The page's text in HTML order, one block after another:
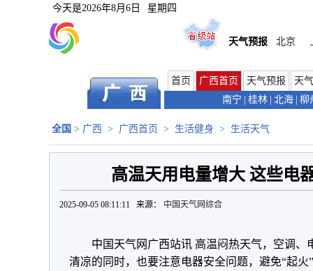
今天是2026年8月6日 星期四
天气预报 北京
首页 广西首页 天气预报
天
南宁
桂林 北海 柳
全国 > 广西 > 广西首页 > 生活健身 > 生活天气
高温天用电量增大 这些电
2025-09-05 08:11:11 来源： 中国天气网综合
中国天气网广西站讯 高温闷热天气，空调
清凉的同时，也要注意电器安全问题，避免“起火